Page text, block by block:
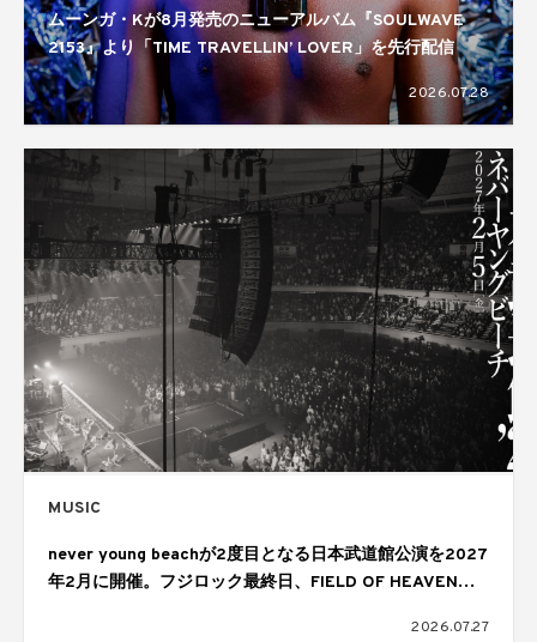
ムーンガ・Kが8月発売のニューアルバム『SOULWAVE
2153』より「TIME TRAVELLIN’ LOVER」を先行配信
2026.07.28
MUSIC
never young beachが2度目となる日本武道館公演を2027
年2月に開催。フジロック最終日、FIELD OF HEAVENの
2026.07.27